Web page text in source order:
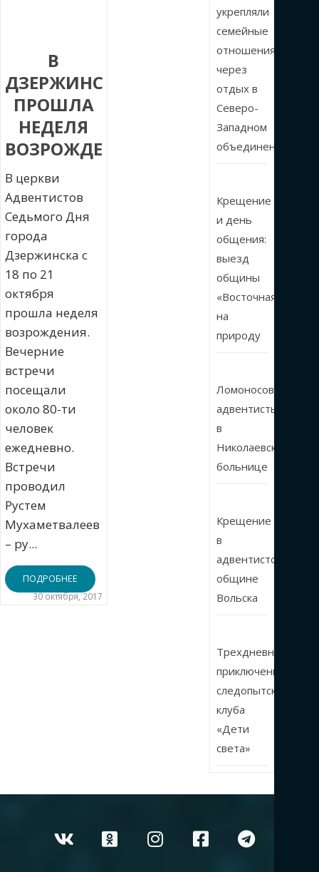
В
ДЗЕРЖИНСКЕ
ПРОШЛА
НЕДЕЛЯ
ВОЗРОЖДЕНИЯ
В церкви
Адвентистов
Седьмого Дня
города
Дзержинска с
18 по 21
октября
прошла неделя
возрождения.
Вечерние
встречи
посещали
около 80-ти
человек
ежедневно.
Встречи
проводил
Рустем
Мухаметвалеев
– ру...
ПОДРОБНЕЕ
30 октября, 2017
укрепляли
семейные
отношения
через
отдых в
Северо-
Западном
объединении
Крещение
и день
общения:
выезд
общины
«Восточная»
на
природу
Ломоносовские
адвентисты
в
Николаевской
больнице
Крещение
в
адвентистской
общине
Вольска
Трехдневные
приключения
следопытского
клуба
«Дети
света»